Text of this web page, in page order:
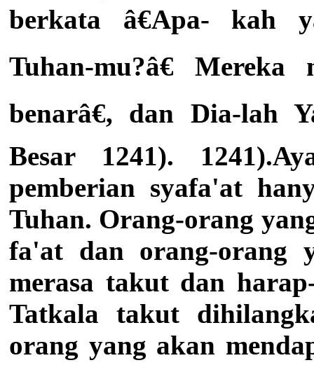
berkata â€Apa- kah
Tuhan-mu?â€
benarâ€, dan Dia-lah
Besar 1241).
pemberian syafa'at
Tuhan. Orang-orang
fa'at dan orang-orang
merasa takut dan
Tatkala takut
orang yang akan